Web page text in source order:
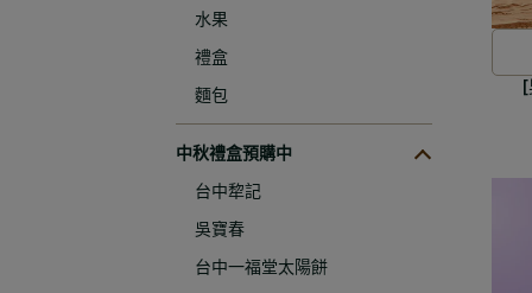
水果
禮盒
麵包
中秋禮盒預購中
台中犂記
吳寶春
台中一福堂太陽餅